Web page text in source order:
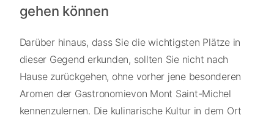
gehen können
Darüber hinaus, dass Sie die wichtigsten Plätze in
dieser Gegend erkunden, sollten Sie nicht nach
Hause zurückgehen, ohne vorher jene besonderen
Aromen der Gastronomievon Mont Saint-Michel
kennenzulernen. Die kulinarische Kultur in dem Ort